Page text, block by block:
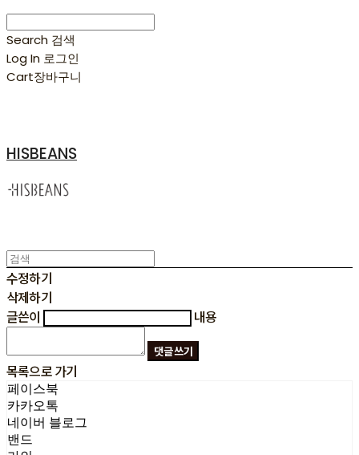
Search 검색
Log In 로그인
Cart장바구니
HISBEANS
수정하기
삭제하기
글쓴이
내용
댓글 쓰기
목록으로 가기
페이스북
카카오톡
네이버 블로그
밴드